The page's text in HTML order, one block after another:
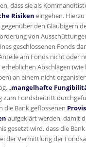
dass sie als
Risiken eingehen.
gegenüber den Gläubigern
von
geschlossenen Fonds
am Fonds nicht oder
Abschlägen
an einem nicht
„mangelhafte
zum Fondsbeitritt
die Bank geflossenen
aufgeklärt werden, damit
gesetzt wird, dass die
der Vermittlung der